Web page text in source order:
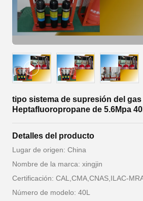
tipo sistema de supresión del gas
Heptafluoropropane de 5.6Mpa
Detalles del producto
Lugar de origen: China
Nombre de la marca: xingjin
Certificación: CAL,CMA,CNAS,ILAC-
Número de modelo: 40L